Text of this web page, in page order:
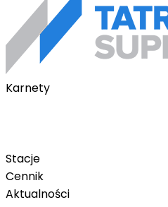
Karnety
Stacje
Cennik
Aktualności